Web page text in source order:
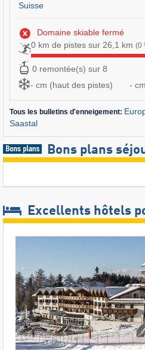
Suisse
Domaine skiable fermé
0 km de pistes sur 26,1 km (0
0 remontée(s) sur 8
- cm (haut des pistes)
-
Tous les bulletins d'enneigement:
Saastal
Bons plans
Excellents hôtels